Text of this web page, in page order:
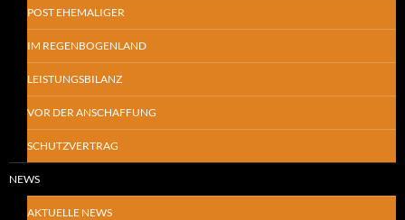
POST EHEMALIGER
IM REGENBOGENLAND
LEISTUNGSBILANZ
VOR DER ANSCHAFFUNG
SCHUTZVERTRAG
NEWS
AKTUELLE NEWS